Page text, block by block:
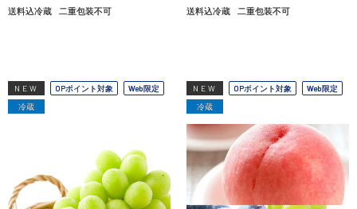
送料込冷蔵 二重包装不可 送料込冷蔵 二重包装不可
NEW OPポイント対象
Web限定
冷蔵
NEW OPポイント対象
Web限定
冷蔵